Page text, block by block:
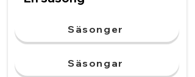
Säsonger
Säsongar